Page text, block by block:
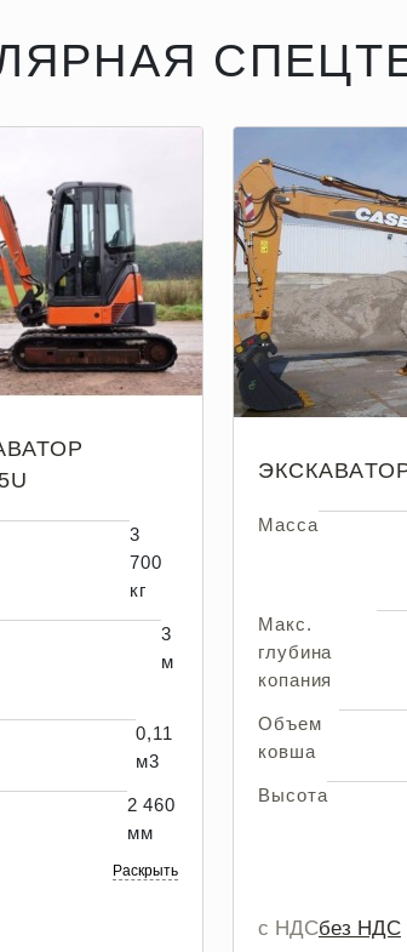
3
700
кг
3
м
0,11
м3
2 460
мм
Раскрыть
Масса
Макс.
глубина
копания
Объем
ковша
Высота
с НДСбез НДС